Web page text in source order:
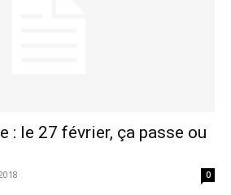
de
: le 27 février, ça passe ou
0